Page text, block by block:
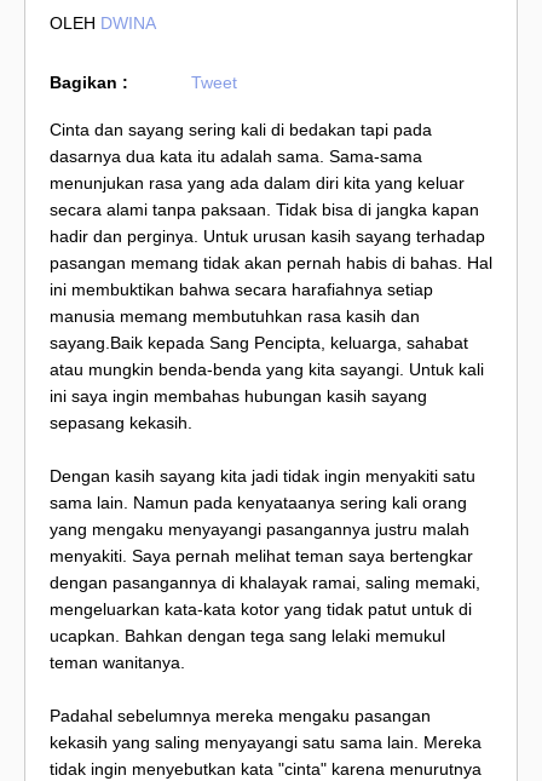
OLEH DWINA
Bagikan : Tweet
Cinta dan sayang sering kali di bedakan tapi pada
dasarnya dua kata itu adalah sama. Sama-sama
menunjukan rasa yang ada dalam diri kita yang keluar
secara alami tanpa paksaan. Tidak bisa di jangka kapan
hadir dan perginya. Untuk urusan kasih sayang terhadap
pasangan memang tidak akan pernah habis di bahas. Hal
ini membuktikan bahwa secara harafiahnya setiap
manusia memang membutuhkan rasa kasih dan
sayang.Baik kepada Sang Pencipta, keluarga, sahabat
atau mungkin benda-benda yang kita sayangi. Untuk kali
ini saya ingin membahas hubungan kasih sayang
sepasang kekasih.
Dengan kasih sayang kita jadi tidak ingin menyakiti satu
sama lain. Namun pada kenyataanya sering kali orang
yang mengaku menyayangi pasangannya justru malah
menyakiti. Saya pernah melihat teman saya bertengkar
dengan pasangannya di khalayak ramai, saling memaki,
mengeluarkan kata-kata kotor yang tidak patut untuk di
ucapkan. Bahkan dengan tega sang lelaki memukul
teman wanitanya.
Padahal sebelumnya mereka mengaku pasangan
kekasih yang saling menyayangi satu sama lain. Mereka
tidak ingin menyebutkan kata "cinta" karena menurutnya